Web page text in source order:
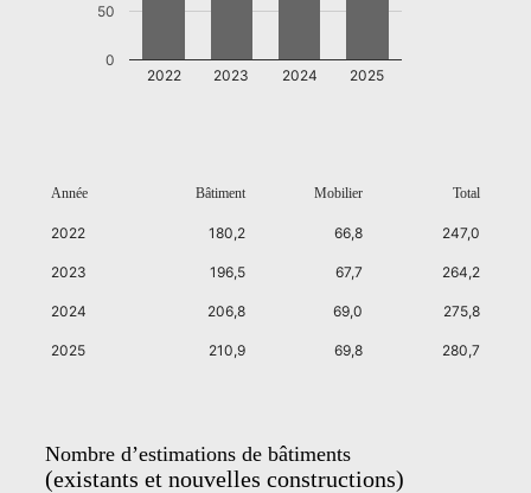
Nombre d’estimations de bâtiments
(existants et nouvelles constructions)
2022 2023 2024 2025
0
50
Année Bâtiment Mobilier Total
2022 180,2 66,8 247,0
2023 196,5 67,7 264,2
2024 206,8 69,0 275,8
2025 210,9 69,8 280,7